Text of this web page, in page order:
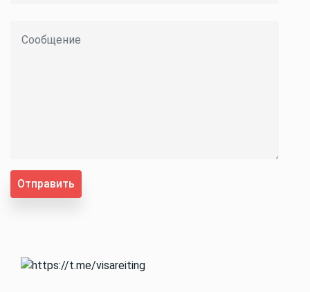
Отправить